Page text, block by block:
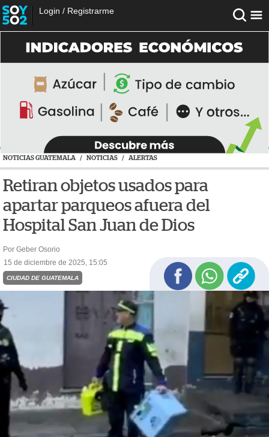
Login / Registrarme
NOTICIAS GUATEMALA / NOTICIAS / ALERTAS
Retiran objetos usados para
apartar parqueos afuera del
Hospital San Juan de Dios
Por Geber Osorio
15 de diciembre de 2025, 15:05
CIUDAD DE GUATEMALA